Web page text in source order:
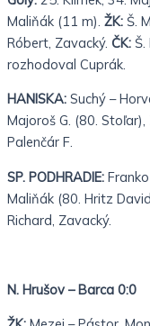
Maliňák (11 m). ŽK: Š.
Róbert, Zavacký. ČK:
rozhodoval Cuprák.
HANISKA: Suchý –
Majoroš G. (80. Stoľar),
Palenčár F.
SP. PODHRADIE:
Maliňák (80. Hritz
Richard, Zavacký.
N. Hrušov – Barca 0:0